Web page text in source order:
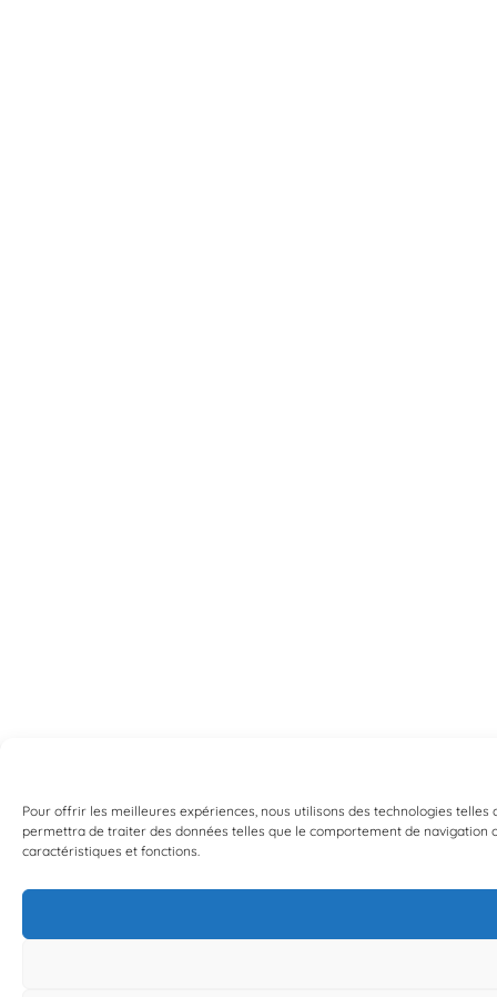
Pour offrir les meilleures expériences, nous utilisons des technologies
permettra de traiter des données telles que le comportement de
caractéristiques et fonctions.